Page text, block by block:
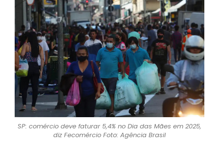
SP: comércio deve faturar 5,4% no Dia das Mães em 2025,
diz Fecomércio Foto: Agência Brasil